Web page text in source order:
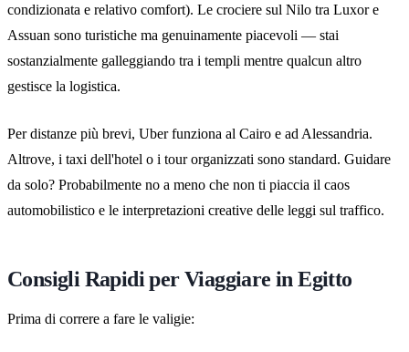
condizionata e relativo comfort). Le crociere sul Nilo tra Luxor e
Assuan sono turistiche ma genuinamente piacevoli — stai
sostanzialmente galleggiando tra i templi mentre qualcun altro
gestisce la logistica.
Per distanze più brevi, Uber funziona al Cairo e ad Alessandria.
Altrove, i taxi dell'hotel o i tour organizzati sono standard. Guidare
da solo? Probabilmente no a meno che non ti piaccia il caos
automobilistico e le interpretazioni creative delle leggi sul traffico.
Consigli Rapidi per Viaggiare in Egitto
Prima di correre a fare le valigie: